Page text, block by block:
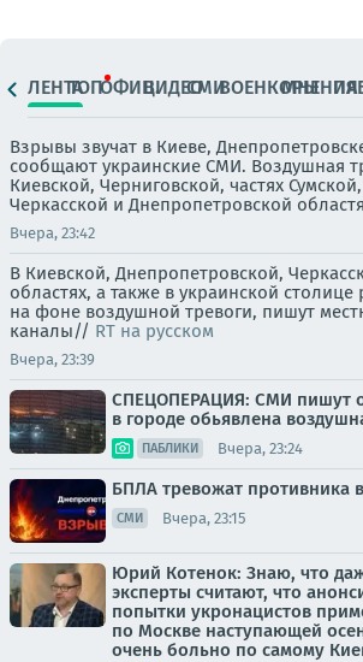
ЛЕНТАТОПОФИЦ.ВИДЕОСМИВОЕНКОРЫМНЕНИЯ
Взрывы звучат в Киеве,
сообщают украинские СМИ. Воздушная
Киевской, Черниговской, частях
Черкасской и Днепропетровской
Вчера, 23:42
В Киевской, Днепропетровской,
областях, а также в украинской
на фоне воздушной тревоги, пишут
каналы// RT на русском
Вчера, 23:39
СПЕЦОПЕРАЦИЯ: СМИ пишут
в городе обьявлена
ПАБЛИКИ Вчера, 23:24
БПЛА тревожат противника
СМИ Вчера, 23:15
Юрий Котенок: Знаю, что
эксперты считают, что
попытки укронацистов
по Москве наступающей
очень больно по самому